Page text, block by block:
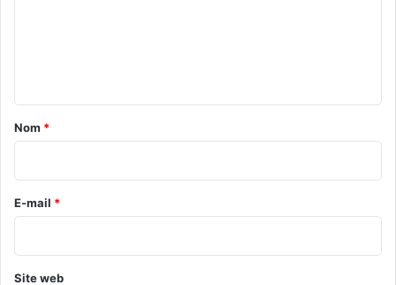
s
r
a
r
e
Nom *
E-mail *
Site web